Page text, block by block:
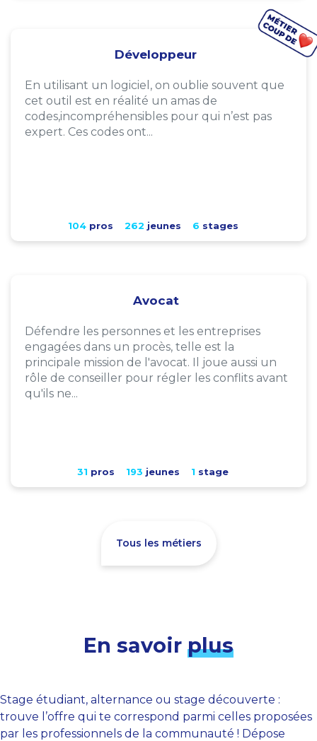
Développeur
En utilisant un logiciel, on oublie souvent que
cet outil est en réalité un amas de
codes,incompréhensibles pour qui n’est pas
expert. Ces codes ont...
104pros 262 jeunes 6 stages
Avocat
Défendre les personnes et les entreprises
engagées dans un procès, telle est la
principale mission de l'avocat. Il joue aussi un
rôle de conseiller pour régler les conflits avant
qu'ils ne...
31 pros 193 jeunes 1 stage
Tous les métiers
En savoir plus
Stage étudiant, alternance ou stage découverte :
trouve l’offre qui te correspond parmi celles proposées
par les professionnels de la communauté ! Dépose